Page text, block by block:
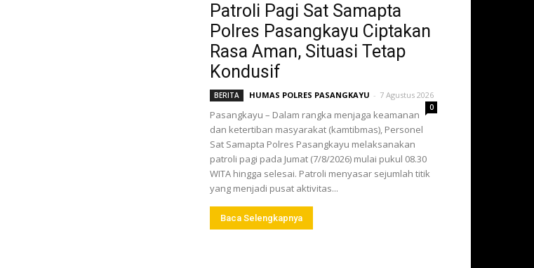
Patroli Pagi Sat Samapta
Polres Pasangkayu Ciptakan
Rasa Aman, Situasi Tetap
Kondusif
BERITA HUMAS POLRES PASANGKAYU - 7 Agustus 2026
0
Pasangkayu – Dalam rangka menjaga keamanan
dan ketertiban masyarakat (kamtibmas), Personel
Sat Samapta Polres Pasangkayu melaksanakan
patroli pagi pada Jumat (7/8/2026) mulai pukul 08.30
WITA hingga selesai. Patroli menyasar sejumlah titik
yang menjadi pusat aktivitas...
Baca Selengkapnya